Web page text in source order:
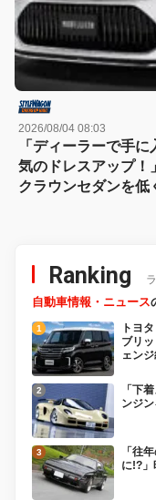
2026/08/04 08:03
「ディーラーで手に
気のドレスアップ！
クラウンセダンを低
Ranking
自動車情報・ニュース
トヨ
ブリ
ェン
「下
ンジ
「往
に!?」